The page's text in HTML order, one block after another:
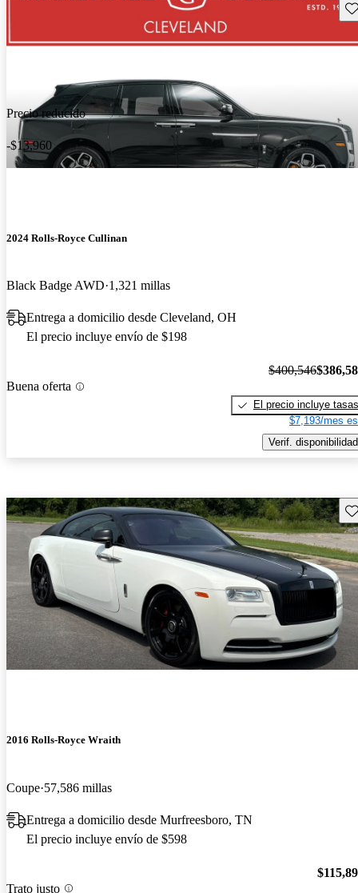
Precio reducido
-$13,960
2024 Rolls-Royce Cullinan
Black Badge AWD 1,321 millas
Entrega a domicilio desde Cleveland, OH
El precio incluye envío de $198
Buena oferta
$400,546
El precio incluye tasas
$7,193/mes
Verif. disponibilidad
2016 Rolls-Royce Wraith
Coupe 57,586 millas
Entrega a domicilio desde Murfreesboro, TN
El precio incluye envío de $598
Trato justo